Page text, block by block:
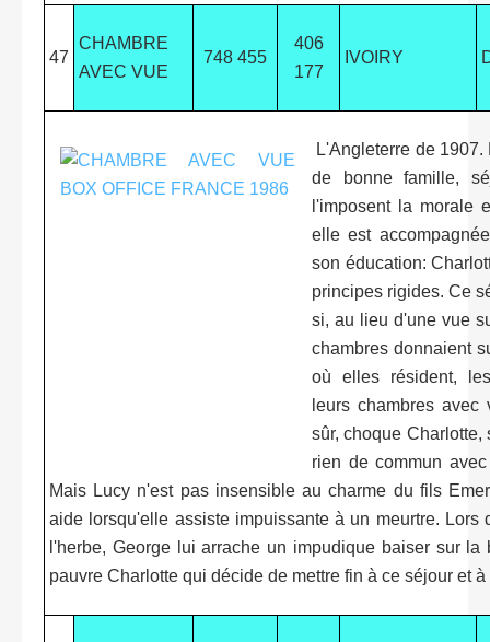
47
CHAMBRE
AVEC VUE
748 455
406
177
IVOIRY
L'Angleterre de
de bonne famille,
l'imposent la morale
elle est
son éducation:
principes rigides. Ce
si, au lieu d'une vue
chambres donnaient
où elles résident,
leurs chambres
sûr, choque Charlotte,
rien de commun
Mais Lucy n'est pas insensible au charme du fils
aide lorsqu'elle assiste impuissante à un meurtre. Lors
l'herbe, George lui arrache un impudique baiser sur
pauvre Charlotte qui décide de mettre fin à ce séjour et